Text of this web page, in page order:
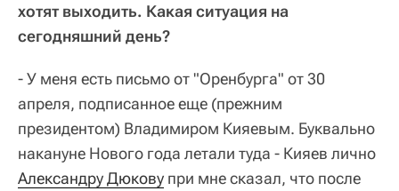
хотят выходить. Какая ситуация на
сегодняшний день?
- У меня есть письмо от "Оренбурга" от 30
апреля, подписанное еще (прежним
президентом) Владимиром Кияевым. Буквально
накануне Нового года летали туда - Кияев лично
Александру Дюкову при мне сказал, что после